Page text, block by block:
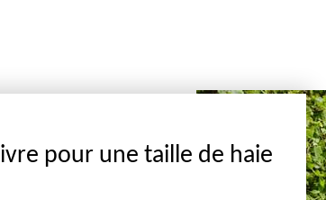
pour une taille de haie